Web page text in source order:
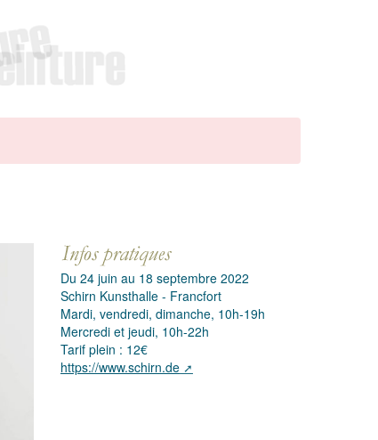
Du 24 juin au 18 septembre 2022
Schirn Kunsthalle - Francfort
Mardi, vendredi, dimanche, 10h-19h
Mercredi et jeudi, 10h-22h
Tarif plein : 12€
https://www.schirn.de